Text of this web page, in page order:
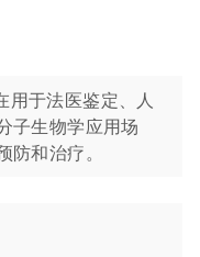
用于法医鉴定、人
子生物学应用场
和治疗。